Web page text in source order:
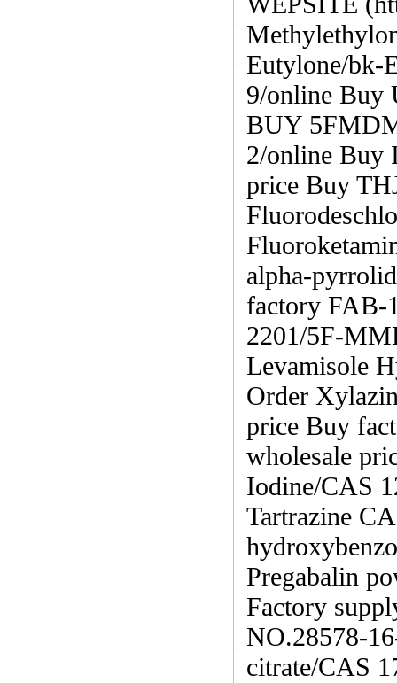
Eutylone/bk-
9/online Buy
BUY
2/online Buy
price Buy
alpha-
factory FAB-
2201/5F-
Levamisole
Order
price Buy
wholesale
Iodine/CAS
Tartrazine
Pregabalin
Factory
NO.28578-
citrate/CAS